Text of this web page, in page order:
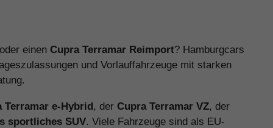
oder einenCupra Terramar Reimport? Hamburgcars
und Vorlauffahrzeuge mit starken
Terramar e-Hybrid, derCupra Terramar VZ, der
sportliches SUV. Viele Fahrzeuge sind als EU-